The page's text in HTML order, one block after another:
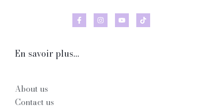
En savoir plus...
About us
Contact us